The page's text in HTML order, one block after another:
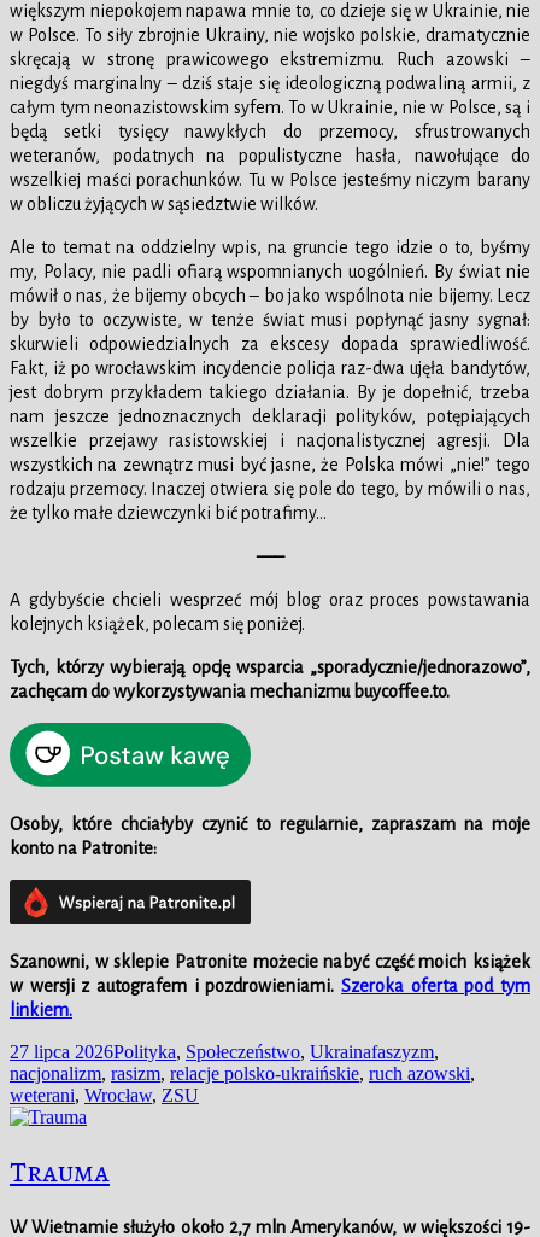
większym niepokojem napawa mnie to, co dzieje się w Ukrainie, nie
w Polsce. To siły zbrojnie Ukrainy, nie wojsko polskie, dramatycznie
skręcają w stronę prawicowego ekstremizmu. Ruch azowski –
niegdyś marginalny – dziś staje się ideologiczną podwaliną armii, z
całym tym neonazistowskim syfem. To w Ukrainie, nie w Polsce, są i
będą setki tysięcy nawykłych do przemocy, sfrustrowanych
weteranów, podatnych na populistyczne hasła, nawołujące do
wszelkiej maści porachunków. Tu w Polsce jesteśmy niczym barany
w obliczu żyjących w sąsiedztwie wilków.
Ale to temat na oddzielny wpis, na gruncie tego idzie o to, byśmy
my, Polacy, nie padli ofiarą wspomnianych uogólnień. By świat nie
mówił o nas, że bijemy obcych – bo jako wspólnota nie bijemy. Lecz
by było to oczywiste, w tenże świat musi popłynąć jasny sygnał:
skurwieli odpowiedzialnych za ekscesy dopada sprawiedliwość.
Fakt, iż po wrocławskim incydencie policja raz-dwa ujęła bandytów,
jest dobrym przykładem takiego działania. By je dopełnić, trzeba
nam jeszcze jednoznacznych deklaracji polityków, potępiających
wszelkie przejawy rasistowskiej i nacjonalistycznej agresji. Dla
wszystkich na zewnątrz musi być jasne, że Polska mówi „nie!” tego
rodzaju przemocy. Inaczej otwiera się pole do tego, by mówili o nas,
że tylko małe dziewczynki bić potrafimy…
—–
A gdybyście chcieli wesprzeć mój blog oraz proces powstawania
kolejnych książek, polecam się poniżej.
Tych, którzy wybierają opcję wsparcia „sporadycznie/jednorazowo”,
zachęcam do wykorzystywania mechanizmu buycoffee.to.
Osoby, które chciałyby czynić to regularnie, zapraszam na moje
konto na Patronite:
Szanowni, wsklepie Patronite możecie nabyć część moich książek
w wersji z autografem i pozdrowieniami. Szeroka oferta pod tym
linkiem.
Data
publikacji
27 lipca 2026Kategorie
Polityka, Społeczeństwo, UkrainaTagi
faszyzm,
nacjonalizm, rasizm, relacje polsko-ukraińskie, ruch azowski,
weterani, Wrocław, ZSU
Trauma
W Wietnamie służyło około 2,7 mln Amerykanów, w większości 19-